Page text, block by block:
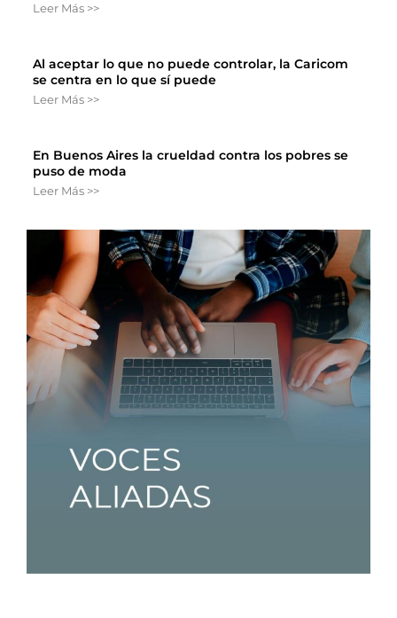
Leer Más >>
Al aceptar lo que no puede controlar, la Caricom
se centra en lo que sí puede
Leer Más >>
En Buenos Aires la crueldad contra los pobres se
puso de moda
Leer Más >>